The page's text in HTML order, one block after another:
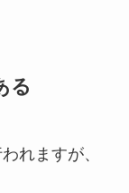
る
れますが、